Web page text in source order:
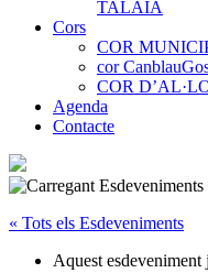
TALAIA
Cors
COR
cor
COR
Agenda
Contacte
« Tots els Esdeveniments
Aquest esdeveniment